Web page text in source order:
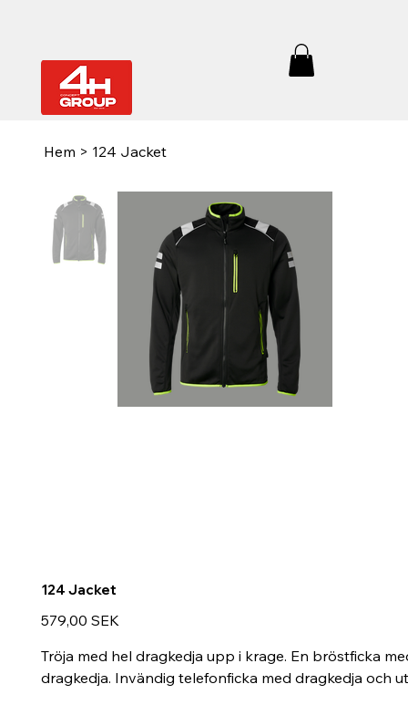
Hem > 124 Jacket
124 Jacket
Preis
579,00 SEK
Tröja med hel dragkedja upp i krage. En bröstficka
dragkedja. Invändig telefonficka med dragkedja och